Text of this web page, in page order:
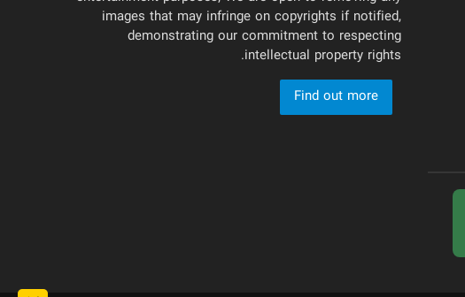
images that may infringe on copyrights if notified,
demonstrating our commitment to respecting
intellectual property rights.
Find out more